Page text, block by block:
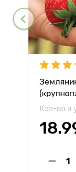
Кол-во в